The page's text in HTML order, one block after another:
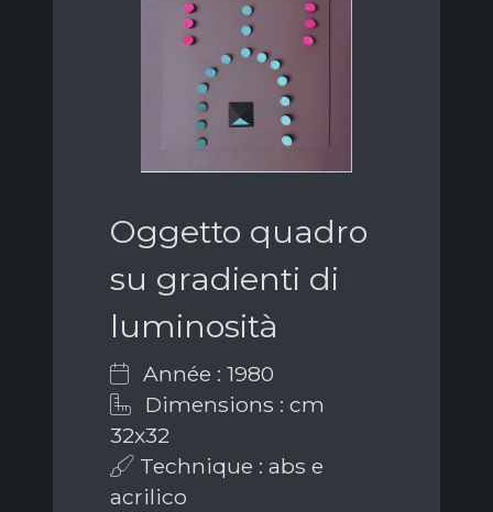
Oggetto quadro
su gradienti di
luminosità
Année : 1980
Dimensions : cm
32x32
Technique : abs e
acrilico